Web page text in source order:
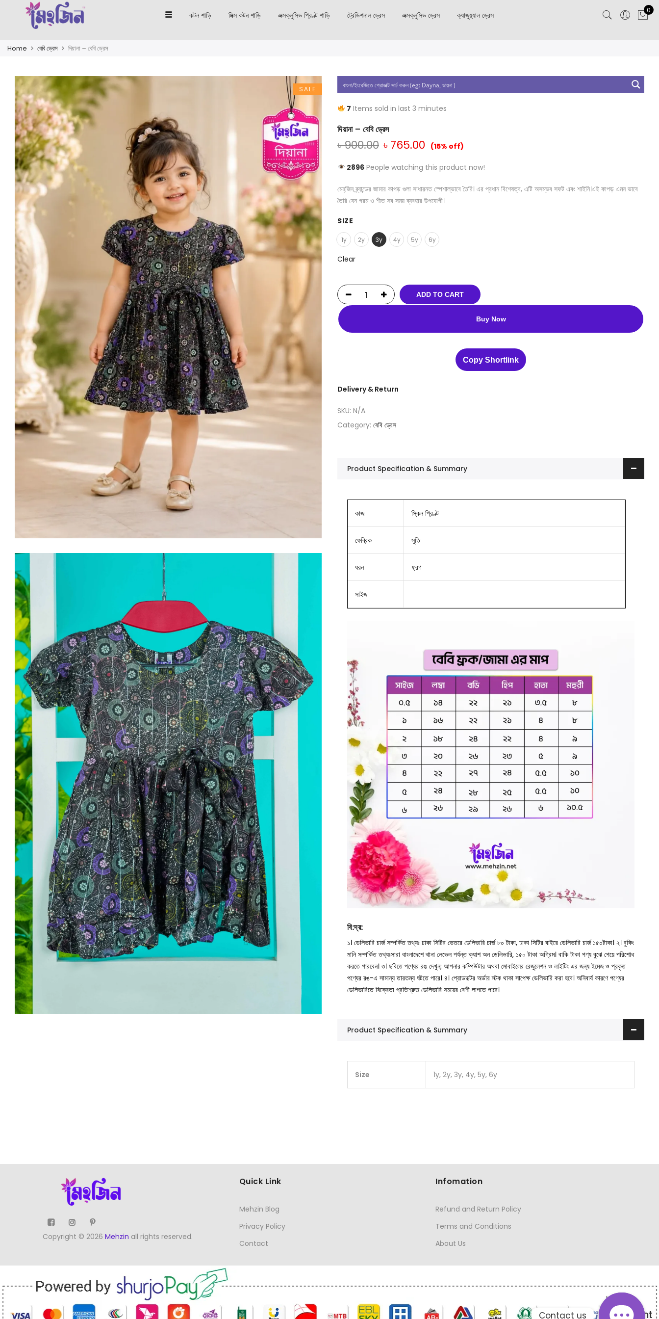
কটন শাড়ি মিক্স কটন শাড়ি এক্সক্লুসিভ প্রিণ্ট শাড়ি ট্রেডিশনাল ড্রেস এক্সক্লুসিভ ড্রেস ক্যাজুয়্যাল ড্রেস
0
Home বেবি ড্রেস দিয়ানা – বেবি ড্রেস
SALE
7 Items sold in last 3 minutes
দিয়ানা – বেবি ড্রেস
৳900.00 ৳ 765.00 (15% off)
2896People watching this product now!
মেহ্‌জিন ব্র্যান্ডের জামার কাপড় গুলা সাধারনত স্পেশাল্ভাবে তৈরি। এর প্রধান বিশেষত্ব, এটি অসম্ভব সফট এবং শাইনি।এই কাপড় এমন ভাবে
তৈরি যেন গরম ও শীত সব সময় ব্যবহার উপযোগী।
SIZE
1y 2y 3y 4y 5y 6y
Clear
ADD TO CART
Buy Now
Copy Shortlink
Delivery & Return
SKU: N/A
Category: বেবি ড্রেস
Product Specification & Summary
কাজ স্কিন প্রিণ্ট
ফেব্রিক সুতি
ধরন ফ্রগ
সাইজ
বি:দ্র:
১। ডেলিভারি চার্জ সম্পর্কিত তথ্যঃ ঢাকা সিটির ভেতরে ডেলিভারি চার্জ ৮০ টাকা, ঢাকা সিটির বাইরে ডেলিভারি চার্জ ১৫০টাকা। ২। বুকিং
মানি সম্পর্কিত তথ্যঃসারা বাংলাদেশে থানা লেভেল পর্যন্ত ক্যাশ অন ডেলিভারি, ১৫০ টাকা অগ্রিম। বাকি টাকা পণ্য বুঝে পেয়ে পরিশোধ
করতে পারবেন। ৩। ছবিতে পণ্যের রঙ দেখুন; আপনার কম্পিউটার অথবা মোবাইলের রেজুলেশন ও লাইটিং এর জন্য ইমেজ ও প্রকৃত
পণ্যের রঙ-এ সামান্য তারতম্য ঘটতে পারে। ৪। প্রোডাক্টের অর্ডার স্টক থাকা সাপেক্ষ ডেলিভারি করা হবে। অনিবার্য কারণে পণ্যের
ডেলিভারিতে বিক্রেতা প্রতিশ্রুত ডেলিভারি সময়ের বেশী লাগতে পারে।
Product Specification & Summary
Size 1y, 2y, 3y, 4y, 5y, 6y
Copyright © 2026 Mehzin all rights reserved.
Quick Link
Mehzin Blog
Privacy Policy
Contact
Infomation
Refund and Return Policy
Terms and Conditions
About Us
Contact us